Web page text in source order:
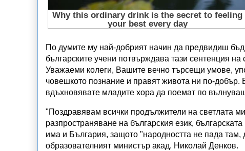
По думите му най-добрият начин да предвидиш
българските учени потвърждава тази сентенция
Уважаеми колеги, Вашите вечно търсещи умове,
човешкото познание и правят живота ни по-
вдъхновявате младите хора да поемат по
"Поздравявам всички продължители на светлата
разпространяване на българския език,
има и България, защото "народността не пада там,
образователният министър акад. Николай Денков.